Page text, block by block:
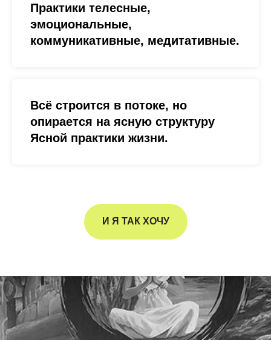
Практики телесные,
эмоциональные,
коммуникативные, медитативные.
Всё строится в потоке, но
опирается на ясную структуру
Ясной практики жизни.
И Я ТАК ХОЧУ